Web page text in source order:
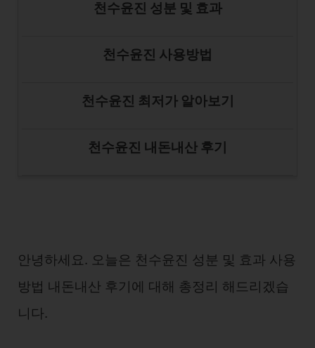
천수윤진 성분 및 효과
천수윤진 사용방법
천수윤진 최저가 알아보기
천수윤진 내돈내산 후기
안녕하세요. 오늘은 천수윤진 성분 및 효과 사용
방법 내돈내산 후기에 대해 총정리 해드리겠습
니다.